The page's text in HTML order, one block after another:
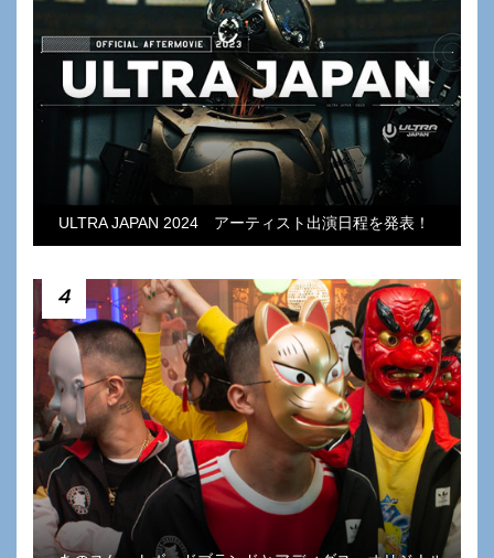
ULTRA JAPAN 2024 アーティスト出演日程を発表！
4